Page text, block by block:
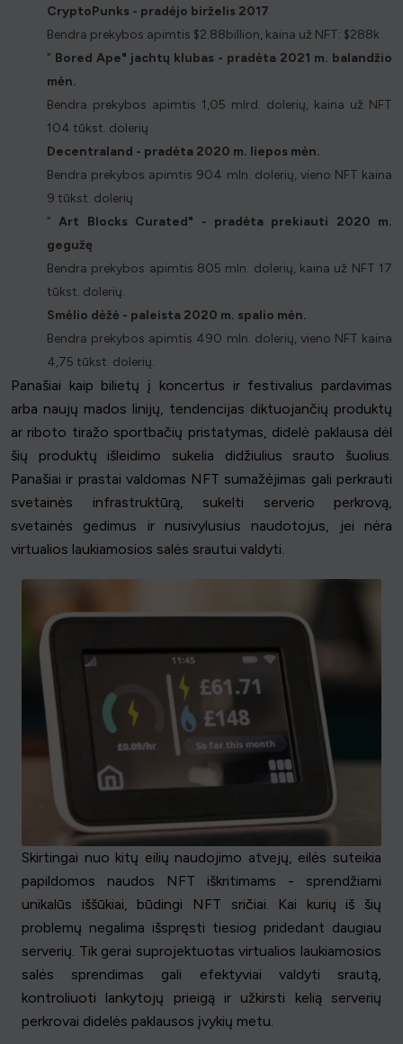
CryptoPunks - pradėjo birželis 2017
Bendra prekybos apimtis $2.88billion, kaina už NFT: $288k
" Bored Ape" jachtų klubas - pradėta 2021 m. balandžio
mėn.
Bendra prekybos apimtis 1,05 mlrd. dolerių, kaina už NFT
104 tūkst. dolerių
Decentraland - pradėta 2020 m. liepos mėn.
Bendra prekybos apimtis 904 mln. dolerių, vieno NFT kaina
9 tūkst. dolerių
"Art Blocks Curated" - pradėta prekiauti 2020 m.
gegužę
Bendra prekybos apimtis 805 mln. dolerių, kaina už NFT 17
tūkst. dolerių.
Smėlio dėžė - paleista 2020 m. spalio mėn.
Bendra prekybos apimtis 490 mln. dolerių, vieno NFT kaina
4,75 tūkst. dolerių.
Panašiai kaip bilietų į koncertus ir festivalius pardavimas
arba naujų mados linijų, tendencijas diktuojančių produktų
ar riboto tiražo sportbačių pristatymas, didelė paklausa dėl
šių produktų išleidimo sukelia didžiulius srauto šuolius.
Panašiai ir prastai valdomas NFT sumažėjimas gali perkrauti
svetainės infrastruktūrą, sukelti serverio perkrovą,
svetainės gedimus ir nusivylusius naudotojus, jei nėra
virtualios laukiamosios salės srautui valdyti.
Skirtingai nuo kitų eilių naudojimo atvejų, eilės suteikia
papildomos naudos NFT iškritimams - sprendžiami
unikalūs iššūkiai, būdingi NFT sričiai. Kai kurių iš šių
problemų negalima išspręsti tiesiog pridedant daugiau
serverių. Tik gerai suprojektuotas virtualios laukiamosios
salės sprendimas gali efektyviai valdyti srautą,
kontroliuoti lankytojų prieigą ir užkirsti kelią serverių
perkrovai didelės paklausos įvykių metu.